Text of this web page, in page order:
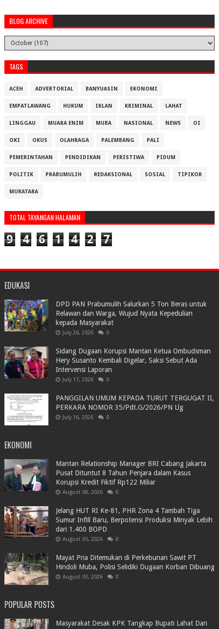
BLOG ARCHIVE
TAGS
ACEH ADVERTORIAL BANYUASIN EKONOMI
EMPATLAWANG HUKUM IKLAN KRIMINAL LAHAT
LINGGAU MUARA ENIM MUBA NASIONAL NEWS OI
OKI OKUS OLAHRAGA PALEMBANG PALI
PEMERINTAHAN PENDIDIKAN PERISTIWA PIDUM
POLITIK PRABUMULIH REDAKSIONAL SOSIAL TIPIKOR
MURATARA
TOTAL TAYANGAN HALAMAN
9 4 6 1 4 2 7
EDUKASI
DPD PAN Prabumulih Salurkan 5 Ton Beras untuk
Relawan dan Warga, Wujud Nyata Kepedulian
kepada Masyarakat
July 26, 2026 0
Sidang Dugaan Korupsi Mantan Ketua Ombudsman
Hery Susanto Kembali Digelar, Saksi Sebut Ada
Intervensi Laporan
July 17, 2026 0
PANGGILAN UMUM KEPADA TURUT TERGUGAT II,
PERKARA NOMOR 35/Pdt.G/2026/PN Llg
July 16, 2026 0
EKONOMI
Mantan Relationship Manager BRI Cabang Jakarta
Pusat Dituntut 8 Tahun Penjara dalam Kasus
Korupsi Kredit Fiktif Rp122 Miliar
August 06, 2026 0
Jelang HUT RI Ke-81, PHR Zona 4 Tambah Tiga
Sumur Infill Baru, Berpotensi Produksi Minyak Lebih
dari 1.400 BOPD
August 05, 2026 0
Mayat Pria Ditemukan di Perkebunan Sawit PT
Hindoli Muba, Polisi Selidiki Dugaan Korban Dibuang
August 03, 2026 0
POPULAR POSTS
Masyarakat Desak KPK Tangkap Bupati Lahat Dan